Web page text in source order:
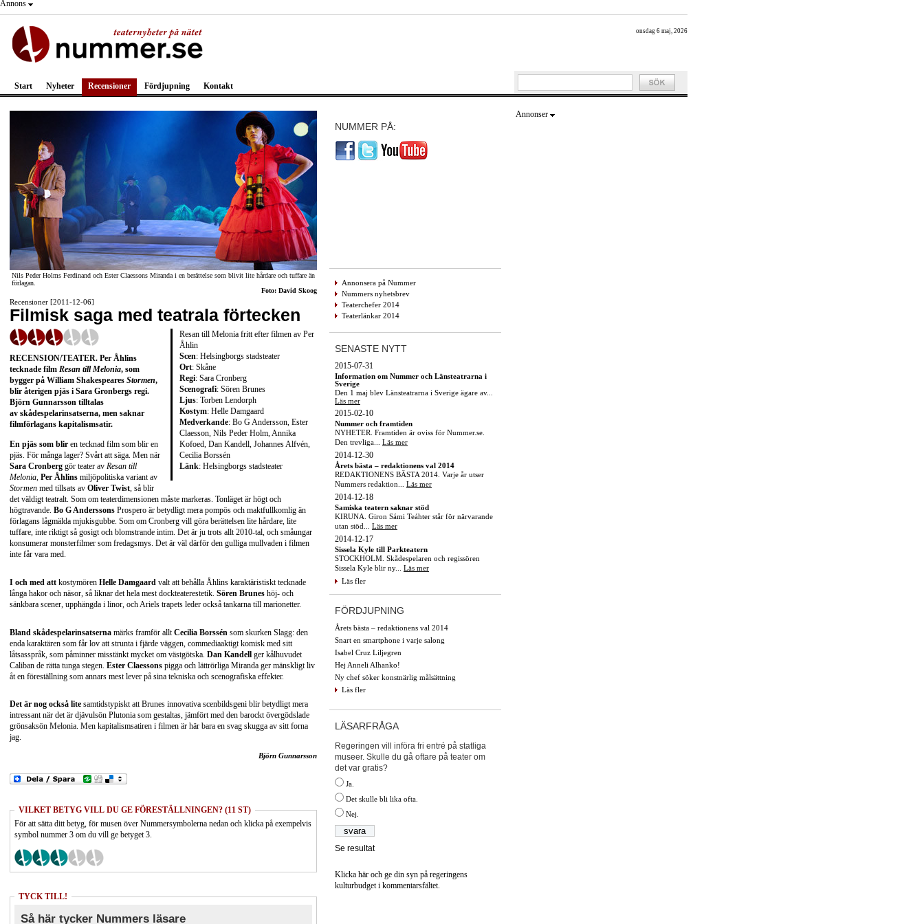
Annons
onsdag 6 maj, 2026
Start Nyheter Recensioner Fördjupning Kontakt
Nils Peder Holms Ferdinand och Ester Claessons Miranda i en berättelse som blivit lite hårdare och tuffare än
förlagan.
Foto: David Skoog
Recensioner [2011-12-06]
Filmisk saga med teatrala förtecken
Resan till Melonia fritt efter filmen av Per
Åhlin
Scen: Helsingborgs stadsteater
Ort: Skåne
Regi: Sara Cronberg
Scenografi: Sören Brunes
Ljus: Torben Lendorph
Kostym: Helle Damgaard
Medverkande: Bo G Andersson, Ester
Claesson, Nils Peder Holm, Annika
Kofoed, Dan Kandell, Johannes Alfvén,
Cecilia Borssén
Länk: Helsingborgs stadsteater
RECENSION/TEATER. Per Åhlins
tecknade film Resan till Melonia, som
bygger på William Shakespeares Stormen,
blir återigen pjäs i Sara Gronbergs regi.
Björn Gunnarsson tilltalas
av skådespelarinsatserna, men saknar
filmförlagans kapitalismsatir.
En pjäs som blir en tecknad film som blir en
pjäs. För många lager? Svårt att säga. Men när
Sara Cronberg gör teater av Resan till
Melonia, Per Åhlins miljöpolitiska variant av
Stormen med tillsats av Oliver Twist, så blir
det väldigt teatralt. Som om teaterdimensionen måste markeras. Tonläget är högt och
högtravande. Bo G Anderssons Prospero är betydligt mera pompös och maktfullkomlig än
förlagans lågmälda mjukisgubbe. Som om Cronberg vill göra berättelsen lite hårdare, lite
tuffare, inte riktigt så gosigt och blomstrande intim. Det är ju trots allt 2010-tal, och småungar
konsumerar monsterfilmer som fredagsmys. Det är väl därför den gulliga mullvaden i filmen
inte får vara med.
I och med att kostymören Helle Damgaard valt att behålla Åhlins karaktäristiskt tecknade
långa hakor och näsor, så liknar det hela mest dockteaterestetik. Sören Brunes höj- och
sänkbara scener, upphängda i linor, och Ariels trapets leder också tankarna till marionetter.
Bland skådespelarinsatserna märks framför allt Cecilia Borssén som skurken Slagg: den
enda karaktären som får lov att strunta i fjärde väggen, commediaaktigt komisk med sitt
låtsasspråk, som påminner misstänkt mycket om västgötska. Dan Kandell ger kålhuvudet
Caliban de rätta tunga stegen. Ester Claessons pigga och lättrörliga Miranda ger mänskligt liv
åt en föreställning som annars mest lever på sina tekniska och scenografiska effekter.
Det är nog också lite samtidstypiskt att Brunes innovativa scenbildsgeni blir betydligt mera
intressant när det är djävulsön Plutonia som gestaltas, jämfört med den barockt övergödslade
grönsaksön Melonia. Men kapitalismsatiren i filmen är här bara en svag skugga av sitt forna
jag.
Björn Gunnarsson
VILKET BETYG VILL DU GE FÖRESTÄLLNINGEN? (11 ST)
För att sätta ditt betyg, för musen över Nummersymbolerna nedan och klicka på exempelvis
symbol nummer 3 om du vill ge betyget 3.
TYCK TILL!
Så här tycker Nummers läsare
NUMMER PÅ:
Annonsera på Nummer
Nummers nyhetsbrev
Teaterchefer 2014
Teaterlänkar 2014
SENASTE NYTT
2015-07-31
Information om Nummer och Länsteatrarna i
Sverige
Den 1 maj blev Länsteatrarna i Sverige ägare av...
Läs mer
2015-02-10
Nummer och framtiden
NYHETER. Framtiden är oviss för Nummer.se.
Den trevliga... Läs mer
2014-12-30
Årets bästa – redaktionens val 2014
REDAKTIONENS BÄSTA 2014. Varje år utser
Nummers redaktion... Läs mer
2014-12-18
Samiska teatern saknar stöd
KIRUNA. Giron Sámi Teáhter står för närvarande
utan stöd... Läs mer
2014-12-17
Sissela Kyle till Parkteatern
STOCKHOLM. Skådespelaren och regissören
Sissela Kyle blir ny... Läs mer
Läs fler
FÖRDJUPNING
Årets bästa – redaktionens val 2014
Snart en smartphone i varje salong
Isabel Cruz Liljegren
Hej Anneli Alhanko!
Ny chef söker konstnärlig målsättning
Läs fler
LÄSARFRÅGA
Regeringen vill införa fri entré på statliga
museer. Skulle du gå oftare på teater om
det var gratis?
Ja.
Det skulle bli lika ofta.
Nej.
Se resultat
Klicka här och ge din syn på regeringens
kulturbudget i kommentarsfältet.
Annonser